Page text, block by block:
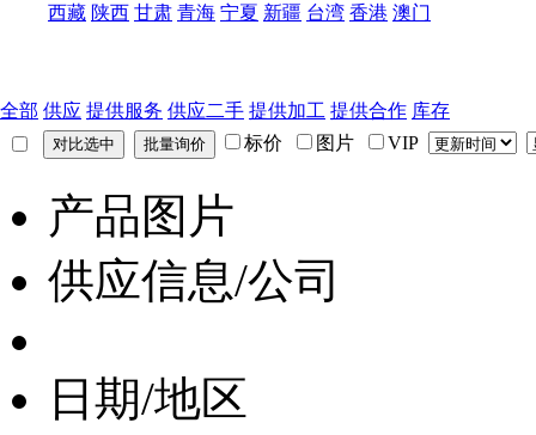
西藏 陕西 甘肃 青海 宁夏 新疆 台湾 香港 澳门
全部 供应 提供服务 供应二手 提供加工 提供合作 库存
标价
图片 VIP
产品图片
供应信息/公司
日期/地区